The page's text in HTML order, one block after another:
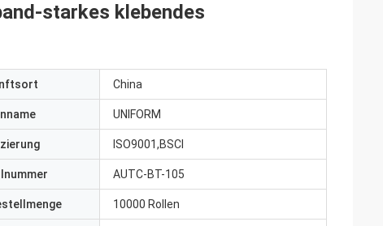
starkes klebendes
China
UNIFORM
ISO9001,BSCI
AUTC-BT-105
10000 Rollen